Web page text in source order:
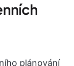
plánování